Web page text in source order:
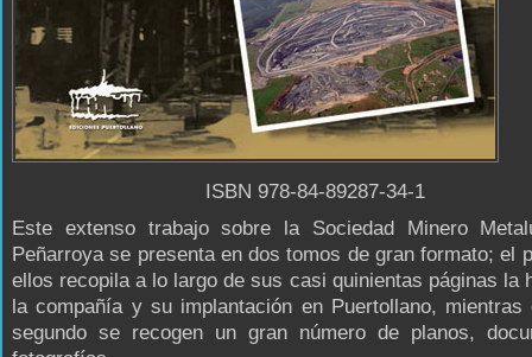
ISBN 978-84-89287-34-1
Este extenso trabajo sobre la Sociedad Minero
Peñarroya se presenta en dos tomos de gran formato; el
ellos recopila a lo largo de sus casi quinientas páginas la
la compañía y su implantación en Puertollano, mientras
segundo se recogen un gran número de planos,